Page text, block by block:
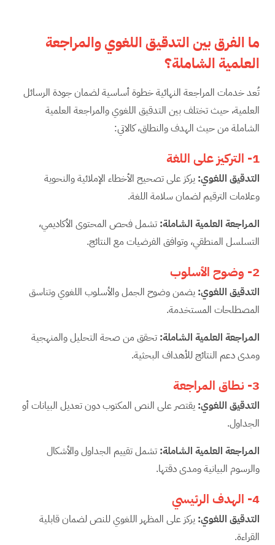
ما الفرق بين التدقيق اللغوي والمراجعة
العلمية الشاملة؟
تُعد خدمات المراجعة النهائية خطوة أساسية لضمان جودة الرسائل
العلمية، حيث تختلف بين التدقيق اللغوي والمراجعة العلمية
الشاملة من حيث الهدف والنطاق، كالاتي:
1- التركيز على اللغة
التدقيق اللغوي: يركز على تصحيح الأخطاء الإملائية والنحوية
وعلامات الترقيم لضمان سلامة اللغة.
المراجعة العلمية الشاملة: تشمل فحص المحتوى الأكاديمي،
التسلسل المنطقي، وتوافق الفرضيات مع النتائج.
2- وضوح الأسلوب
التدقيق اللغوي: يضمن وضوح الجمل والأسلوب اللغوي وتناسق
المصطلحات المستخدمة.
المراجعة العلمية الشاملة: تحقق من صحة التحليل والمنهجية
ومدى دعم النتائج للأهداف البحثية.
3- نطاق المراجعة
التدقيق اللغوي: يقتصر على النص المكتوب دون تعديل البيانات أو
الجداول.
المراجعة العلمية الشاملة: تشمل تقييم الجداول والأشكال
والرسوم البيانية ومدى دقتها.
4- الهدف الرئيسي
التدقيق اللغوي: يركز على المظهر اللغوي للنص لضمان قابلية
القراءة.